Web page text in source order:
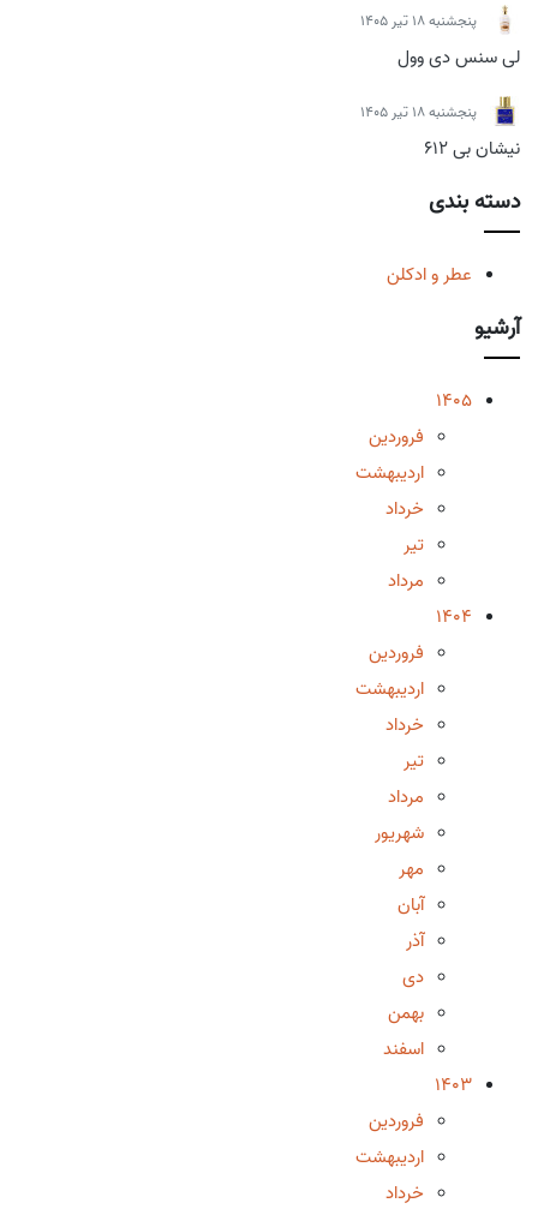
پنجشنبه 18 تیر 1405
لی سنس دی وول
پنجشنبه 18 تیر 1405
نیشان بی 612
دسته بندی
عطر و ادکلن
آرشیو
1405
فروردین
اردیبهشت
خرداد
تیر
مرداد
1404
فروردین
اردیبهشت
خرداد
تیر
مرداد
شهریور
مهر
آبان
آذر
دی
بهمن
اسفند
1403
فروردین
اردیبهشت
خرداد